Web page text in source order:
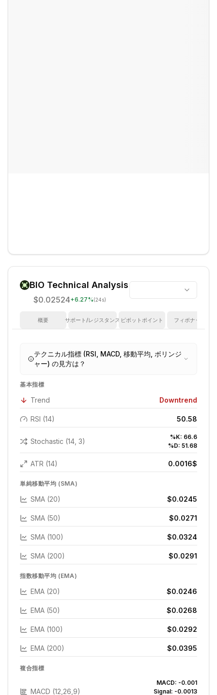
BIO Technical Analysis
$0.02524+6.27%(24s)
概要 サポート/レジスタンス ピボットポイント フィボナッチ
テクニカル指標 (RSI, MACD, 移動平均, ボリンジ
ャー) の見方は？
基本指標
Trend Downtrend
RSI (14) 50.58
Stochastic (14, 3)
%K: 66.6
%D: 51.68
ATR (14) 0.0016$
単純移動平均 (SMA)
SMA (20) $0.0245
SMA (50) $0.0271
SMA (100) $0.0324
SMA (200) $0.0291
指数移動平均 (EMA)
EMA (20) $0.0246
EMA (50) $0.0268
EMA (100) $0.0292
EMA (200) $0.0395
複合指標
MACD (12,26,9)
MACD: -0.001
Signal: -0.0013